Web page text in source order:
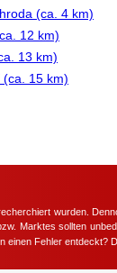
(ca. 4 km)
12 km)
13 km)
15 km)
wurden.
Marktes sollten
einen Fehler entdeckt?